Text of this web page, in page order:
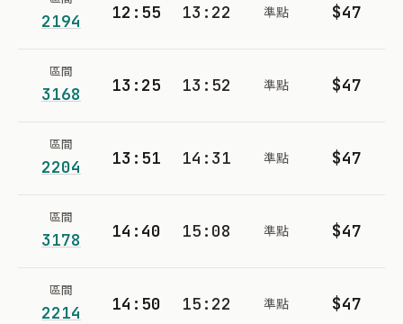
2194 12:55 13:22 準點 $47
區間
3168 13:25 13:52 準點 $47
區間
2204 13:51 14:31 準點 $47
區間
3178 14:40 15:08 準點 $47
區間
2214 14:50 15:22 準點 $47